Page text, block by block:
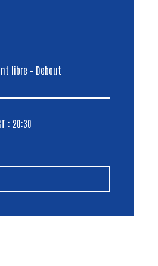
libre – Debout
: 20:30